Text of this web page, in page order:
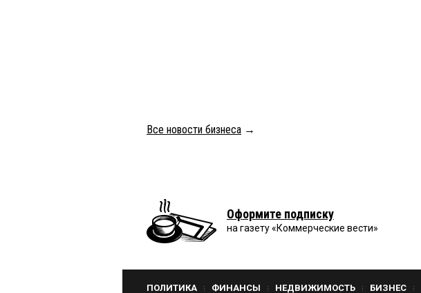
Все новости бизнеса →
Оформите подписку
на газету «Коммерческие вести»
ПОЛИТИКА ФИНАНСЫ НЕДВИЖИМОСТЬ БИЗНЕС